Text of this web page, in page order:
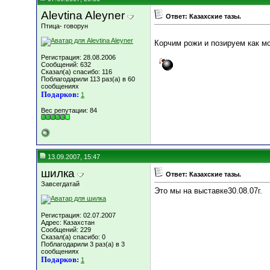
Alevtina Aleyner
Птица- говорун
Регистрация: 28.08.2006
Сообщений: 632
Сказал(а) спасибо: 116
Поблагодарили 113 раз(а) в 60
сообщениях
Подарков: 1
Вес репутации: 84
Ответ: Казахские тазы.
Корчим рожи и позируем как
13.09.2007, 15:47
шилка
Завсегдатай
Регистрация: 02.07.2007
Адрес: Казахстан
Сообщений: 229
Сказал(а) спасибо: 0
Поблагодарили 3 раз(а) в 3
сообщениях
Подарков: 1
Ответ: Казахские тазы.
Это мы на выставке30.08.07г.